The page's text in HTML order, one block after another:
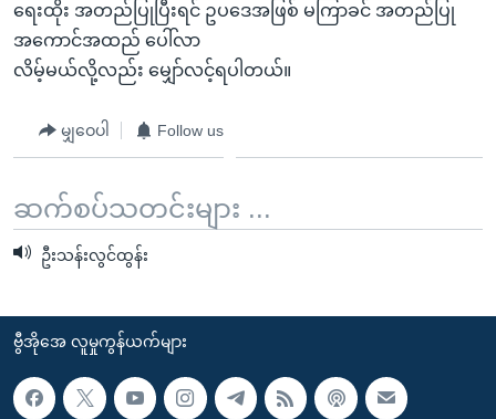
ရေးထိုး အတည်ပြုပြီးရင် ဥပဒေအဖြစ် မကြာခင် အတည်ပြု
အကောင်အထည် ပေါ်လာ
လိမ့်မယ်လို့လည်း မျှော်လင့်ရပါတယ်။
မျှဝေပါ Follow us
ဆက်စပ်သတင်းများ ...
ဦးသန်းလွင်ထွန်း
ဗွီအိုအေ လူမှုကွန်ယက်များ